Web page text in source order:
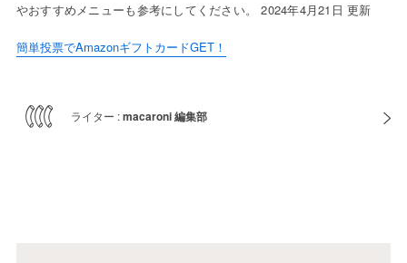
やおすすめメニューも参考にしてください。 2024年4月21日 更新
簡単投票でAmazonギフトカードGET！
ライター :macaroni 編集部